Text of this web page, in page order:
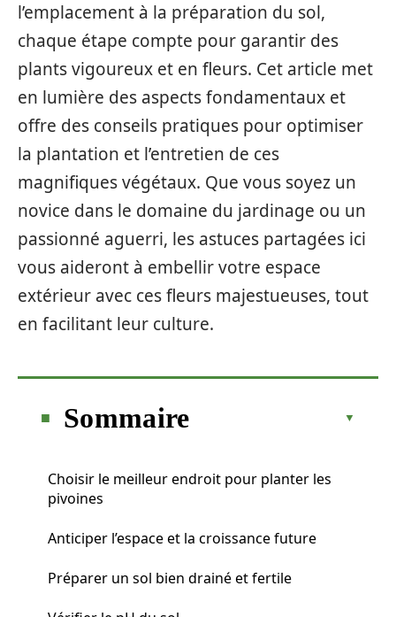
l’emplacement à la préparation du sol,
chaque étape compte pour garantir des
plants vigoureux et en fleurs. Cet article met
en lumière des aspects fondamentaux et
offre des conseils pratiques pour optimiser
la plantation et l’entretien de ces
magnifiques végétaux. Que vous soyez un
novice dans le domaine du jardinage ou un
passionné aguerri, les astuces partagées ici
vous aideront à embellir votre espace
extérieur avec ces fleurs majestueuses, tout
en facilitant leur culture.
Sommaire
Choisir le meilleur endroit pour planter les
pivoines
Anticiper l’espace et la croissance future
Préparer un sol bien drainé et fertile